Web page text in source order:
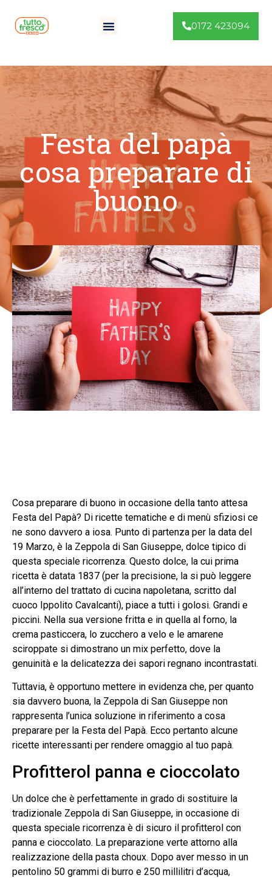
0172 423094
Festa del papà
cosa preparare di
buono
Cosa preparare di buono in occasione della tanto attesa
Festa del Papà? Di ricette tematiche e di menù sfiziosi ce
ne sono davvero a iosa. Punto di partenza per la data del
19 Marzo, è la Zeppola di San Giuseppe, dolce tipico di
questa speciale ricorrenza. Questo dolce, la cui prima
ricetta è datata 1837 (per la precisione, la si può leggere
all’interno del trattato di cucina napoletana, scritto dal
cuoco Ippolito Cavalcanti), piace a tutti i golosi. Grandi e
piccini. Nella sua versione fritta e in quella al forno, la
crema pasticcera, lo zucchero a velo e le amarene
sciroppate si dimostrano un mix perfetto, dove la
genuinità e la delicatezza dei sapori regnano incontrastati.
Tuttavia, è opportuno mettere in evidenza che, per quanto
sia davvero buona, la Zeppola di San Giuseppe non
rappresenta l’unica soluzione in riferimento a cosa
preparare per la Festa del Papà. Ecco pertanto alcune
ricette interessanti per rendere omaggio al tuo papà.
Profitterol panna e cioccolato
Un dolce che è perfettamente in grado di sostituire la
tradizionale Zeppola di San Giuseppe, in occasione di
questa speciale ricorrenza è di sicuro il profitterol con
panna e cioccolato. La preparazione verte attorno alla
realizzazione della pasta choux. Dopo aver messo in un
pentolino 50 grammi di burro e 250 millilitri d’acqua,